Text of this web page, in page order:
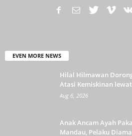
EVEN MORE NEWS
Hilal Hilmawan
Atasi Kemiskinan
Aug 6, 2026
Anak Ancam Ayah
Mandau, Pelaku